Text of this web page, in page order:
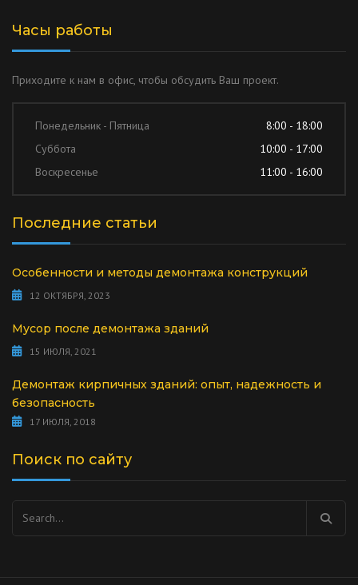
Часы работы
Приходите к нам в офис, чтобы обсудить Ваш проект.
Понедельник - Пятница
8:00 - 18:00
Суббота
10:00 - 17:00
Воскресенье
11:00 - 16:00
Последние статьи
Особенности и методы демонтажа конструкций
12 ОКТЯБРЯ, 2023
Мусор после демонтажа зданий
15 ИЮЛЯ, 2021
Демонтаж кирпичных зданий: опыт, надежность и
безопасность
17 ИЮЛЯ, 2018
Поиск по сайту